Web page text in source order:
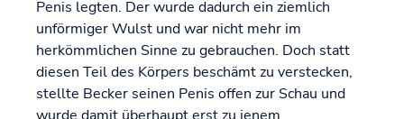
Penis legten. Der wurde dadurch ein ziemlich
unförmiger Wulst und war nicht mehr im
herkömmlichen Sinne zu gebrauchen. Doch statt
diesen Teil des Körpers beschämt zu verstecken,
stellte Becker seinen Penis offen zur Schau und